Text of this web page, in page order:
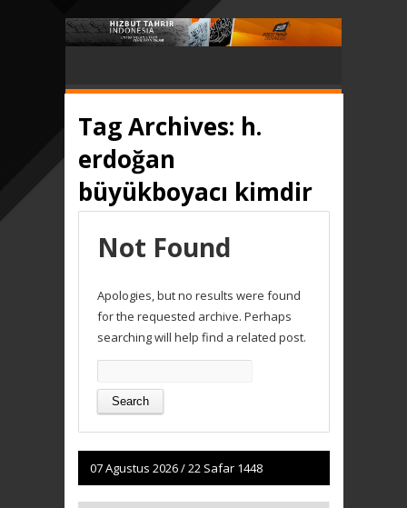
Tag Archives: h.
erdoğan
büyükboyacı kimdir
Not Found
Apologies, but no results were found
for the requested archive. Perhaps
searching will help find a related post.
for:
07 Agustus 2026/22 Safar 1448